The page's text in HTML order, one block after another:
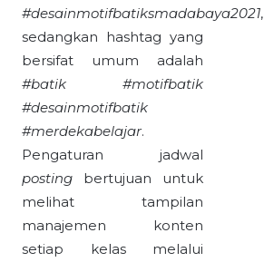
#desainmotifbatiksmadabaya2021,
sedangkan hashtag yang
bersifat umum adalah
#batik #motifbatik
#desainmotifbatik
#merdekabelajar.
Pengaturan jadwal
posting bertujuan untuk
melihat tampilan
manajemen konten
setiap kelas melalui